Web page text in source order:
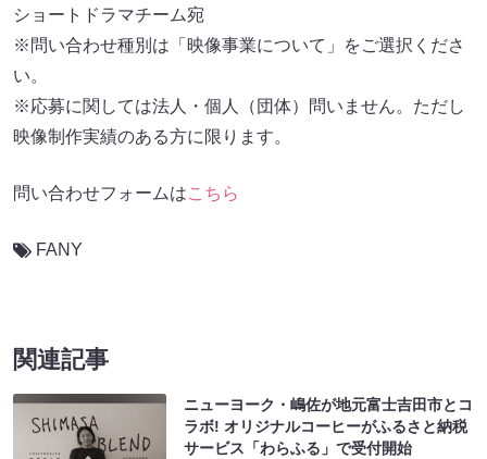
ショートドラマチーム宛
※問い合わせ種別は「映像事業について」をご選択くださ
い。
※応募に関しては法人・個人（団体）問いません。ただし
映像制作実績のある方に限ります。
問い合わせフォームはこちら
FANY
関連記事
ニューヨーク・嶋佐が地元富士吉田市とコ
ラボ! オリジナルコーヒーがふるさと納税
サービス「わらふる」で受付開始